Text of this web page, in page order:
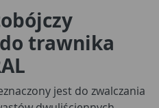
trawnika
jest do zwalczania